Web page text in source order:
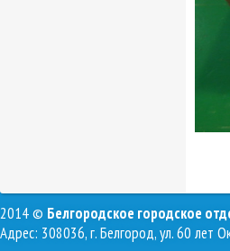
2014 © Белгородское городское
Адрес: 308036, г. Белгород, ул. 60 лет